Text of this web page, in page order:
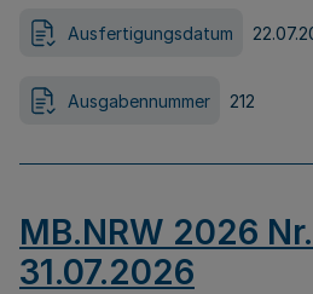
Ausfertigungsdatum
Ausgabennummer 212
MB.NRW 2026
31.07.2026